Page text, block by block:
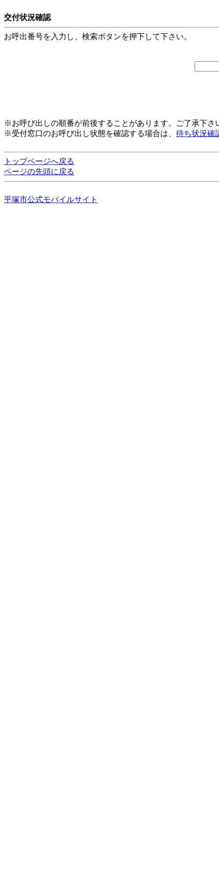
交付状況確認
お呼出番号を入力し、検索ボタンを押下して下さい。
※お呼び出しの順番が前後することがあります。ご了承下さ
※受付窓口のお呼び出し状態を確認する場合は、 待ち状況確
トップページへ戻る
ページの先頭に戻る
平塚市公式モバイルサイト